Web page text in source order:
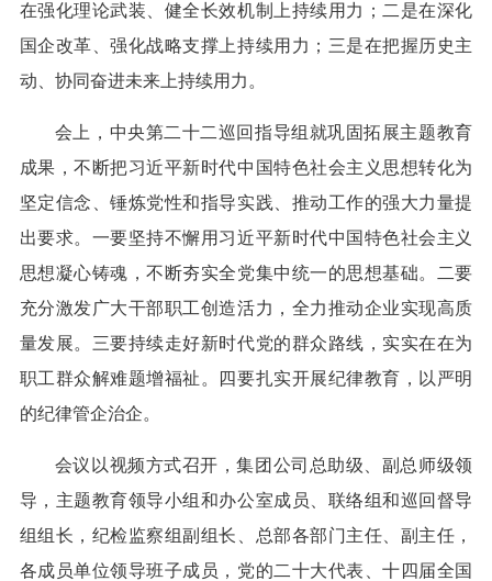
在强化理论武装、健全长效机制上持续用力；二是在深化
国企改革、强化战略支撑上持续用力；三是在把握历史主
动、协同奋进未来上持续用力。
会上，中央第二十二巡回指导组就巩固拓展主题教育
成果，不断把习近平新时代中国特色社会主义思想转化为
坚定信念、锤炼党性和指导实践、推动工作的强大力量提
出要求。一要坚持不懈用习近平新时代中国特色社会主义
思想凝心铸魂，不断夯实全党集中统一的思想基础。二要
充分激发广大干部职工创造活力，全力推动企业实现高质
量发展。三要持续走好新时代党的群众路线，实实在在为
职工群众解难题增福祉。四要扎实开展纪律教育，以严明
的纪律管企治企。
会议以视频方式召开，集团公司总助级、副总师级领
导，主题教育领导小组和办公室成员、联络组和巡回督导
组组长，纪检监察组副组长、总部各部门主任、副主任，
各成员单位领导班子成员，党的二十大代表、十四届全国